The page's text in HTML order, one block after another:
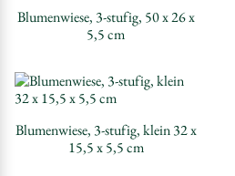
Blumenwiese, 3-stufig, 50 x 26 x
5,5 cm
Blumenwiese, 3-stufig, klein 32 x
15,5 x 5,5 cm